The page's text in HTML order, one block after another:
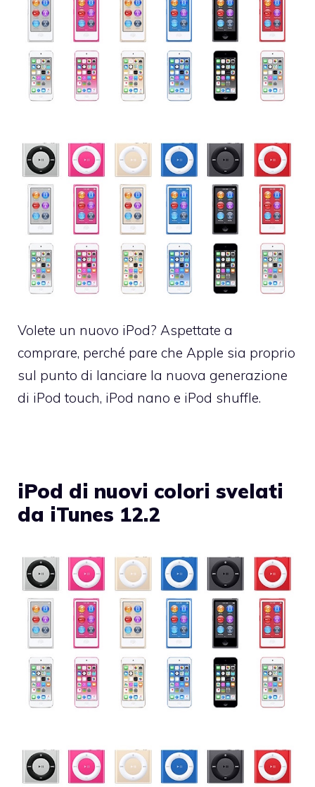
Volete un nuovo iPod? Aspettate a
comprare, perché pare che Apple sia proprio
sul punto di lanciare la nuova generazione
di iPod touch, iPod nano e iPod shuffle.
iPod di nuovi colori svelati
da iTunes 12.2